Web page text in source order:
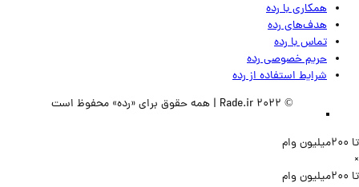
همکاری با رده
هدف‌های رده
تماس‌ با‌ رده
حریم خصوصی رده
شرایط استفاده از رده